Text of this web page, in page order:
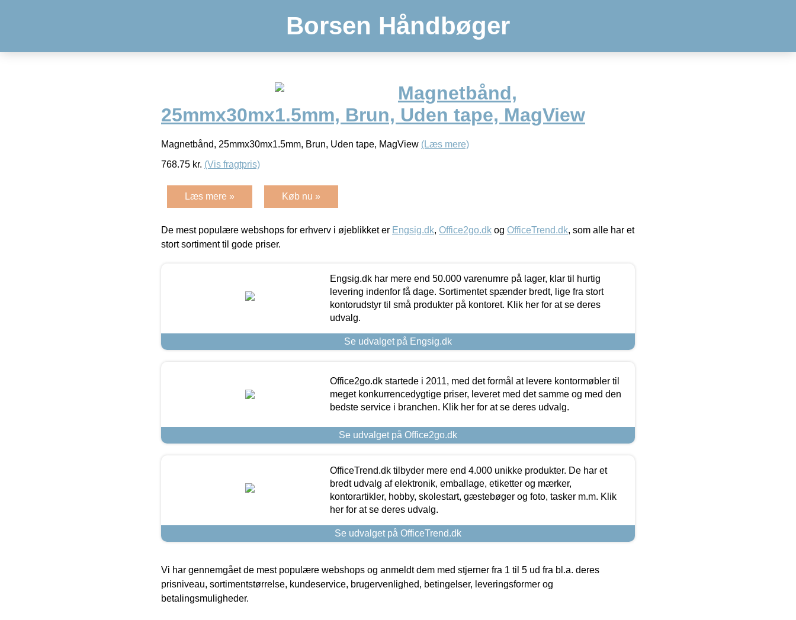
Borsen Håndbøger
Magnetbånd,
25mmx30mx1.5mm, Brun, Uden tape, MagView
Magnetbånd, 25mmx30mx1.5mm, Brun, Uden tape, MagView (Læs mere)
768.75 kr. (Vis fragtpris)
Læs mere » Køb nu »
De mest populære webshops for erhverv i øjeblikket er Engsig.dk, Office2go.dk og OfficeTrend.dk, som alle har et
stort sortiment til gode priser.
Engsig.dk har mere end 50.000 varenumre på lager, klar til hurtig
levering indenfor få dage. Sortimentet spænder bredt, lige fra stort
kontorudstyr til små produkter på kontoret. Klik her for at se deres
udvalg.
Se udvalget på Engsig.dk
Office2go.dk startede i 2011, med det formål at levere kontormøbler til
meget konkurrencedygtige priser, leveret med det samme og med den
bedste service i branchen. Klik her for at se deres udvalg.
Se udvalget på Office2go.dk
OfficeTrend.dk tilbyder mere end 4.000 unikke produkter. De har et
bredt udvalg af elektronik, emballage, etiketter og mærker,
kontorartikler, hobby, skolestart, gæstebøger og foto, tasker m.m. Klik
her for at se deres udvalg.
Se udvalget på OfficeTrend.dk
Vi har gennemgået de mest populære webshops og anmeldt dem med stjerner fra 1 til 5 ud fra bl.a. deres
prisniveau, sortimentstørrelse, kundeservice, brugervenlighed, betingelser, leveringsformer og
betalingsmuligheder.